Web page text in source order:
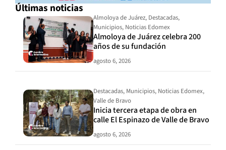
Últimas noticias
Almoloya de Juárez, Destacadas,
Municipios, Noticias Edomex
Almoloya de Juárez celebra 200
años de su fundación
agosto 6, 2026
Destacadas, Municipios, Noticias Edomex,
Valle de Bravo
Inicia tercera etapa de obra en
calle El Espinazo de Valle de Bravo
agosto 6, 2026